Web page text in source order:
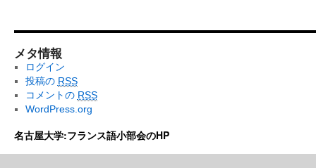
メタ情報
ログイン
投稿の RSS
コメントの RSS
WordPress.org
名古屋大学:フランス語小部会のHP